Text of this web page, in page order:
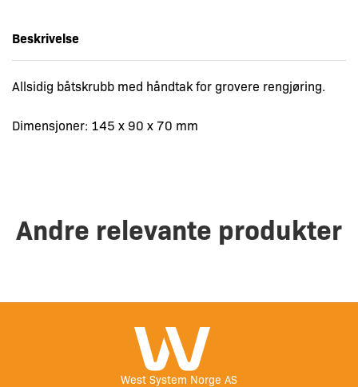
Beskrivelse
Allsidig båtskrubb med håndtak for grovere rengjøring.
Dimensjoner: 145 x 90 x 70 mm
Andre relevante produkter
West System Norge AS